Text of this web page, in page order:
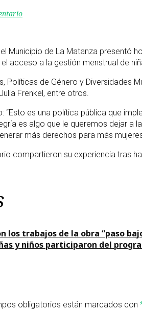
Municipio de La Matanza presentó
acceso a la gestión menstrual de
de Género y Diversidades
Frenkel, entre otros.
“Esto es una política pública que
es algo que le queremos dejar a
más derechos para más
compartieron su experiencia tras
los trabajos de la obra “paso
y niños participaron del
obligatorios están marcados con